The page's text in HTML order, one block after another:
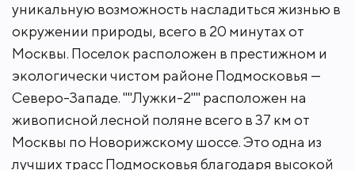
уникальную возможность насладиться жизнью в
окружении природы, всего в 20 минутах от
Москвы. Поселок расположен в престижном и
экологически чистом районе Подмосковья —
Северо-Западе. ""Лужки-2"" расположен на
живописной лесной поляне всего в 37 км от
Москвы по Новорижскому шоссе. Это одна из
лучших трасс Подмосковья благодаря высокой